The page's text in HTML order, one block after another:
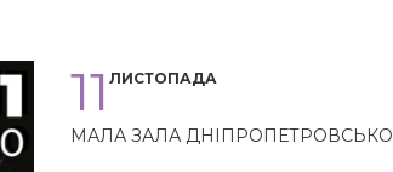
11 ЛИСТОПАДА
МАЛА ЗАЛА